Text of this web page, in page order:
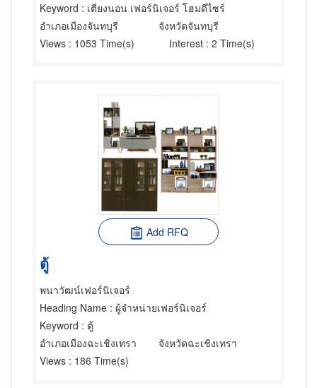
Keyword : เตียงนอน เฟอร์นิเจอร์ โฮมดีไซร์
อำเภอเมืองจันทบุรี
จังหวัดจันทบุรี
Views : 1053 Time(s) Interest : 2 Time(s)
Add RFQ
ตู้
พนาวัฒน์เฟอร์นิเจอร์
Heading Name : ผู้จำหน่ายเฟอร์นิเจอร์
Keyword : ตู้
อำเภอเมืองฉะเชิงเทรา
จังหวัดฉะเชิงเทรา
Views : 186 Time(s)